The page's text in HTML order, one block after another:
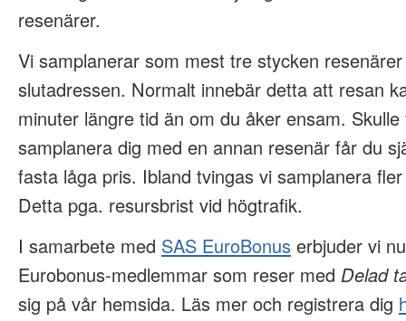
resenärer.
Vi samplanerar som mest tre stycken
slutadressen. Normalt innebär detta att resan
minuter längre tid än om du åker ensam.
samplanera dig med en annan resenär får du
fasta låga pris. Ibland tvingas vi samplanera
Detta pga. resursbrist vid högtrafik.
I samarbete med SAS EuroBonus erbjuder vi
Eurobonus-medlemmar som reser med Delad
sig på vår hemsida. Läs mer och registrera dig